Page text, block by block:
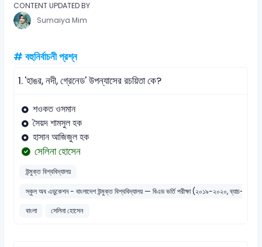
CONTENT UPDATED BY
Sumaiya Mim
# বহুনির্বাচনী প্রশ্ন
1.'হাঙর, নদী, গ্রেনেড' উপন্যাসের রচয়িতা কে?
শওকত ওসমান
সৈয়দ শামসুল হক
হাসান আজিজুল হক
সেলিনা হোসেন
উন্মুক্ত বিশ্ববিদ্যালয়
স্কুল অব এডুকেশন - বাংলাদেশ উন্মুক্ত বিশ্ববিদ্যালয় — বিএড ভর্তি পরীক্ষা (২০১৯-২০২০, ব্যাচ-২০)
বাংলা
সেলিনা হোসেন